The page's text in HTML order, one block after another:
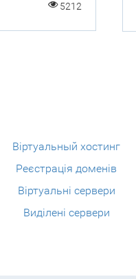
5212
Віртуальный хостинг
Реєстрація доменів
Віртуальні сервери
Виділені сервери